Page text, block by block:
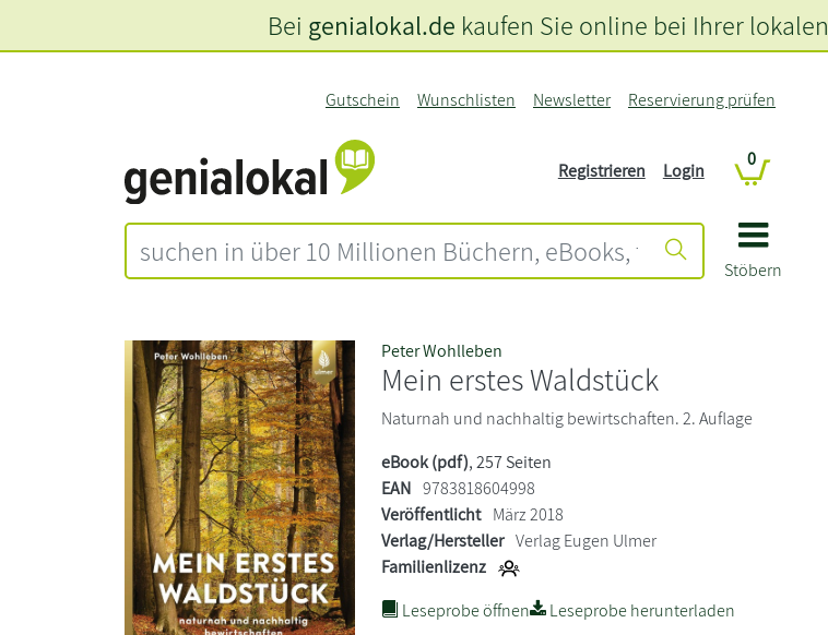
Stöbern
Gutschein Wunschlisten Newsletter Reservierung prüfen
Registrieren Login
0
Bei genialokal.de kaufen Sie online bei Ihrer lokalen
Peter Wohlleben
Mein erstes Waldstück
Naturnah und nachhaltig bewirtschaften. 2. Auflage
eBook (pdf), 257 Seiten
EAN 9783818604998
Veröffentlicht März 2018
Verlag/Hersteller Verlag Eugen Ulmer
Familienlizenz
Leseprobe öffnen
Leseprobe herunterladen